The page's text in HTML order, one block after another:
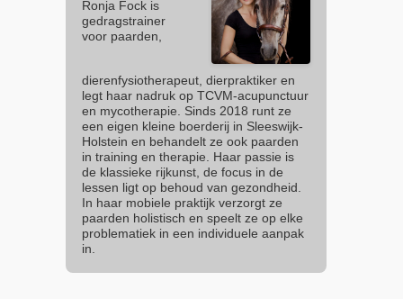
Ronja Fock is
gedragstrainer
voor paarden,
dierenfysiotherapeut, dierpraktiker en
legt haar nadruk op TCVM-acupunctuur
en mycotherapie. Sinds 2018 runt ze
een eigen kleine boerderij in Sleeswijk-
Holstein en behandelt ze ook paarden
in training en therapie. Haar passie is
de klassieke rijkunst, de focus in de
lessen ligt op behoud van gezondheid.
In haar mobiele praktijk verzorgt ze
paarden holistisch en speelt ze op elke
problematiek in een individuele aanpak
in.